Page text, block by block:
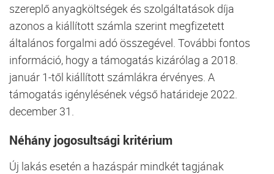
szereplő anyagköltségek és szolgáltatások díja
azonos a kiállított számla szerint megfizetett
általános forgalmi adó összegével. További fontos
információ, hogy a támogatás kizárólag a 2018.
január 1-től kiállított számlákra érvényes. A
támogatás igénylésének végső határideje 2022.
december 31.
Néhány jogosultsági kritérium
Új lakás esetén a hazáspár mindkét tagjának